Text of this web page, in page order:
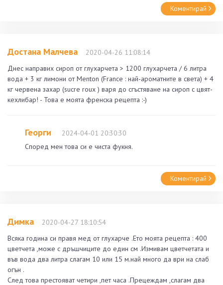
Коментирай
Достана Малчева
2020-04-26 11:08:14
Днес направих сироп от глухарчета > 1200 глухарчета / 6 литра
вода + 3 кг лимони от Menton (France : най-ароматните в света) + 4
кг червена захар (sucre roux ) варя до сгъстяване на сироп с цвят-
кехлибар! - Това е моята френска рецепта :-)
Георги
2024-04-01 20:30:30
Според мен това си е чиста фукня.
Коментирай
Димка
2020-04-27 18:10:54
Всяка година си правя мед от глухарче .Ето моята рецепта : 400
цветчета ,може с дръшчиците до един см .Измивам цветчетата и
във вода два литра слагам 10 или 15 м.най много да ври на слаб
огън .
След това престояват четири ,пет часа .Прецеждам ,слагам два